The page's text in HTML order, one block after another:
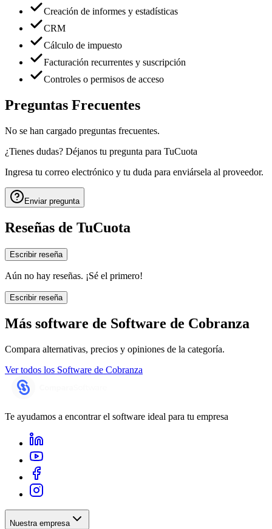
Creación de informes y estadísticas
CRM
Cálculo de impuesto
Facturación recurrentes y suscripción
Controles o permisos de acceso
Preguntas Frecuentes
No se han cargado preguntas frecuentes.
¿Tienes dudas? Déjanos tu pregunta para TuCuota
Ingresa tu correo electrónico y tu duda para enviársela al proveedor.
Enviar pregunta
Reseñas de TuCuota
Escribir reseña
Aún no hay reseñas. ¡Sé el primero!
Escribir reseña
Más software de Software de Cobranza
Compara alternativas, precios y opiniones de la categoría.
Ver todos los Software de Cobranza
Te ayudamos a encontrar el software ideal para tu empresa
Nuestra empresa